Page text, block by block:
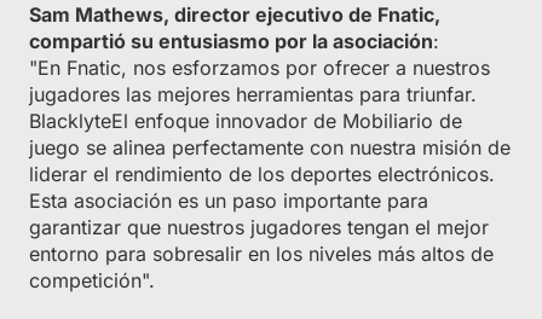
Sam Mathews, director ejecutivo de Fnatic,
compartió su entusiasmo por la asociación:
"En Fnatic, nos esforzamos por ofrecer a nuestros
jugadores las mejores herramientas para triunfar.
BlacklyteEl enfoque innovador de Mobiliario de
juego se alinea perfectamente con nuestra misión de
liderar el rendimiento de los deportes electrónicos.
Esta asociación es un paso importante para
garantizar que nuestros jugadores tengan el mejor
entorno para sobresalir en los niveles más altos de
competición".